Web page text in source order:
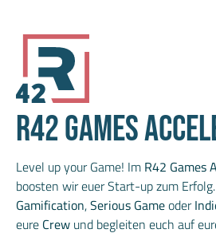
springen
R42 GAMES
Level up your Game! Im R42 Games
boosten wir euer Start-up zum
Gamification,Serious Gameoder
eure Crew und begleiten euch auf